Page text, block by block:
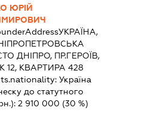
ЮРІЙ
УКРАЇНА,
ДНІПРО, ПР.ГЕРОЇВ,
12, КВАРТИРА 428
Україна
до статутного
2 910 000 (30 %)